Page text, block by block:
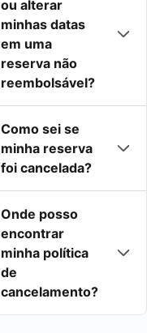
ou alterar
minhas datas
em uma
reserva não
reembolsável?
Como sei se
minha reserva
foi cancelada?
Onde posso
encontrar
minha política
de
cancelamento?